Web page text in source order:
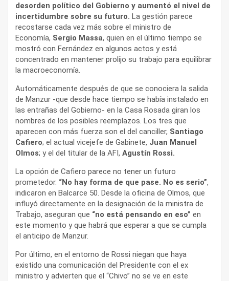
desorden político del Gobierno y aumentó el nivel de
incertidumbre sobre su futuro. La gestión parece
recostarse cada vez más sobre el ministro de
Economía, Sergio Massa, quien en el último tiempo se
mostró con Fernández en algunos actos y está
concentrado en mantener prolijo su trabajo para equilibrar
la macroeconomía.
Automáticamente después de que se conociera la salida
de Manzur -que desde hace tiempo se había instalado en
las entrañas del Gobierno- en la Casa Rosada giran los
nombres de los posibles reemplazos. Los tres que
aparecen con más fuerza son el del canciller, Santiago
Cafiero; el actual vicejefe de Gabinete, Juan Manuel
Olmos; y el del titular de la AFI, Agustín Rossi.
La opción de Cafiero parece no tener un futuro
prometedor. “No hay forma de que pase. No es serio”,
indicaron en Balcarce 50. Desde la oficina de Olmos, que
influyó directamente en la designación de la ministra de
Trabajo, aseguran que “no está pensando en eso” en
este momento y que habrá que esperar a que se cumpla
el anticipo de Manzur.
Por último, en el entorno de Rossi niegan que haya
existido una comunicación del Presidente con el ex
ministro y advierten que el “Chivo” no se ve en este